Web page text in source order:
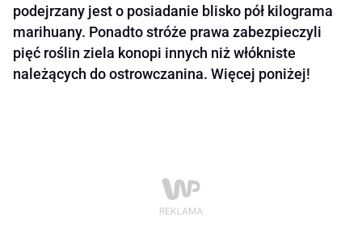
podejrzany jest o posiadanie blisko pół kilograma
marihuany. Ponadto stróże prawa zabezpieczyli
pięć roślin ziela konopi innych niż włókniste
należących do ostrowczanina. Więcej poniżej!